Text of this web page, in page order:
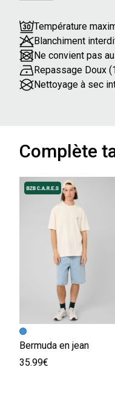
Température
Blanchiment
Ne convient pas
Repassage Doux
Nettoyage à sec
Complète
Bermuda en jean
35.99€